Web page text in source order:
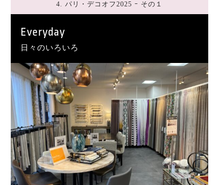
4. パリ・デコオフ2025 ｰ その１
Everyday
日々のいろいろ